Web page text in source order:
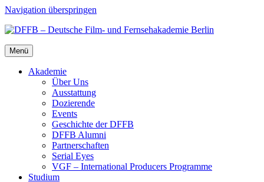
Navigation überspringen
Menü
Aka­de­mie
Über Uns
Aus­stat­tung
Dozie­ren­de
Events
Geschich­te der DFFB
DFFB Alum­ni
Part­ner­schaf­ten
Seri­al Eyes
VGF – Inter­na­tio­nal Pro­du­cers Pro­gram­me
Stu­di­um